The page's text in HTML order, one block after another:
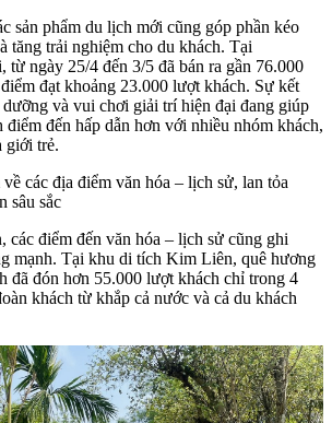
sản phẩm du lịch mới cũng góp phần kéo
tăng trải nghiệm cho du khách. Tại
từ ngày 25/4 đến 3/5 đã bán ra gần 76.000
đạt khoảng 23.000 lượt khách. Sự kết
và vui chơi giải trí hiện đại đang giúp
đến hấp dẫn hơn với nhiều nhóm khách,
giới trẻ.
các địa điểm văn hóa – lịch sử, lan tỏa
sâu sắc
các điểm đến văn hóa – lịch sử cũng ghi
mạnh. Tại khu di tích Kim Liên, quê hương
đã đón hơn 55.000 lượt khách chỉ trong 4
khách từ khắp cả nước và cả du khách